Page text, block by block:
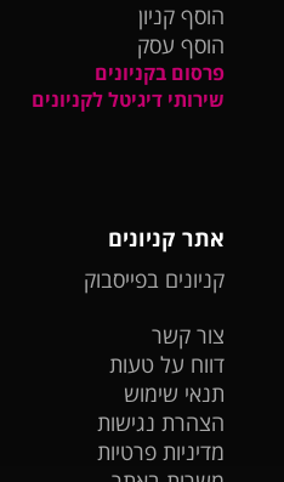
הוסף קניון
הוסף עסק
פרסום בקניונים
שירותי דיגיטל לקניונים
אתר קניונים
קניונים בפייסבוק
צור קשר
דווח על טעות
תנאי שימוש
הצהרת נגישות
מדיניות פרטיות